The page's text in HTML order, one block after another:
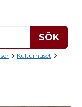
SÖK
Kulturhuset